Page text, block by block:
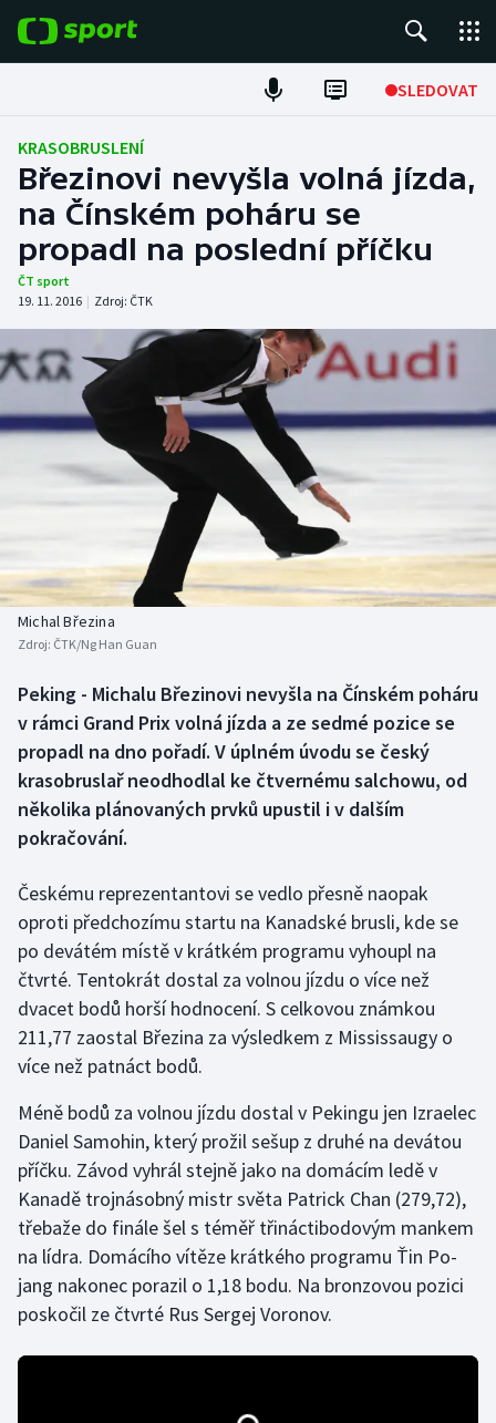
SLEDOVAT
Fotbal
Hokej
Tenis
Atletika
Cyklistika
DALŠÍ SPORTY
Americký fotbal
Baseball a softbal
Basketbal
Biatlon
Box
Curling
Dostihy
Florbal
Futsal
Golf
Gymnastika
Jezdectví
Judo
Krasobruslení
Lezení
Lyže a snowboard
NEPŘEHLÉDNĚTE
Soutěže
Historické návraty
Aplikace ČT sport
KRASOBRUSLENÍ
Březinovi nevyšla volná jízda,
na Čínském poháru se
propadl na poslední příčku
ČT sport
19. 11. 2016 | Zdroj: ČTK
Michal Březina
Zdroj: ČTK/Ng Han Guan
Peking - Michalu Březinovi nevyšla na Čínském poháru
v rámci Grand Prix volná jízda a ze sedmé pozice se
propadl na dno pořadí. V úplném úvodu se český
krasobruslař neodhodlal ke čtvernému salchowu, od
několika plánovaných prvků upustil i v dalším
pokračování.
Českému reprezentantovi se vedlo přesně naopak
oproti předchozímu startu na Kanadské brusli, kde se
po devátém místě v krátkém programu vyhoupl na
čtvrté. Tentokrát dostal za volnou jízdu o více než
dvacet bodů horší hodnocení. S celkovou známkou
211,77 zaostal Březina za výsledkem z Mississaugy o
více než patnáct bodů.
Méně bodů za volnou jízdu dostal v Pekingu jen Izraelec
Daniel Samohin, který prožil sešup z druhé na devátou
příčku. Závod vyhrál stejně jako na domácím ledě v
Kanadě trojnásobný mistr světa Patrick Chan (279,72),
třebaže do finále šel s téměř třináctibodovým mankem
na lídra. Domácího vítěze krátkého programu Ťin Po-
jang nakonec porazil o 1,18 bodu. Na bronzovou pozici
poskočil ze čtvrté Rus Sergej Voronov.